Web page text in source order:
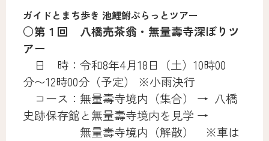
ガイドとまち歩き 池鯉鮒ぶらっとツアー
○第１回 八橋売茶翁・無量壽寺深ぼりツ
アー
日 時：令和8年4月18日（土）10時00
分〜12時00分（予定） ※小雨決行
コース：無量壽寺境内（集合） → 八橋
史跡保存館と無量壽寺境内を見学 →
無量壽寺境内（解散） ※車は